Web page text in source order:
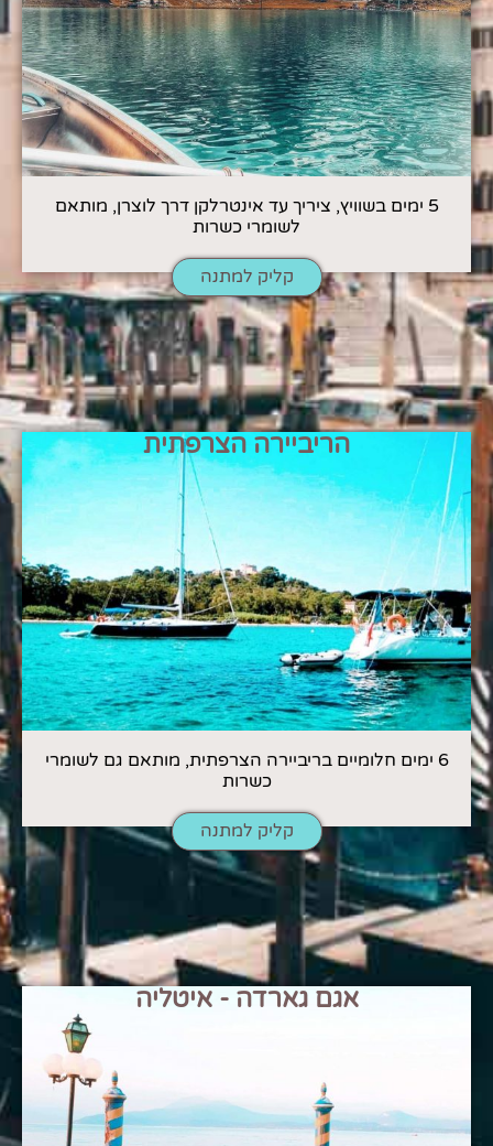
5 ימים בשוויץ, ציריך עד אינטרלקן דרך לוצרן, מותאם
לשומרי כשרות
קליק למתנה
הריביירה הצרפתית
6 ימים חלומיים בריביירה הצרפתית, מותאם גם לשומרי
כשרות
קליק למתנה
אגם גארדה - איטליה